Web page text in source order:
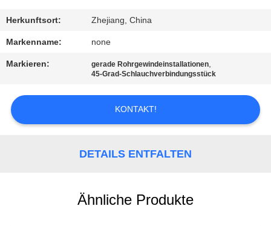
TRETEN
SIE
MIT
IN
VERBINDUNG
FORDERN
Herkunftsort: Zhejiang, China
Markenname: none
Markieren: gerade Rohrgewindeinstallationen,
45-Grad-Schlauchverbindungsstück
KONTAKT!
DETAILS ENTFALTEN
Ähnliche Produkte